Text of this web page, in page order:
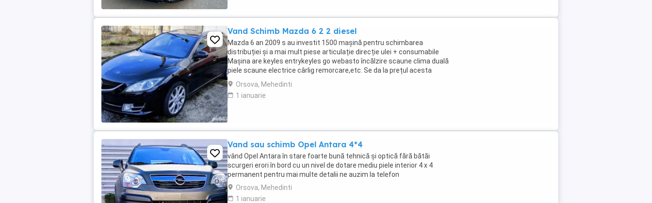
Vand Schimb Mazda 6 2 2 diesel
Mazda 6 an 2009 s au investit 1500 mașină pentru schimbarea
distribuției și a mai mult piese articulație direcție ulei + consumabile
Mașina are keyles entrykeyles go webasto încălzire scaune clima duală
piele scaune electrice cârlig remorcare,etc. Se da la prețul acesta
fiindcă este afectată de grindină ...
Orsova, Mehedinti
1 ianuarie
Vand sau schimb Opel Antara 4*4
vând Opel Antara în stare foarte bună tehnică și optică fără bătăi
scurgeri erori în bord cu un nivel de dotare mediu piele interior 4 x 4
permanent pentru mai multe detalii ne auzim la telefon
Orsova, Mehedinti
1 ianuarie